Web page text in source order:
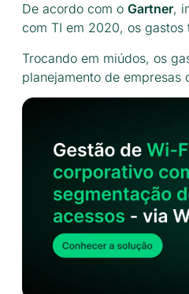
De acordo com o Gartner,
com TI em 2020, os
Trocando em miúdos, os
planejamento de empresas